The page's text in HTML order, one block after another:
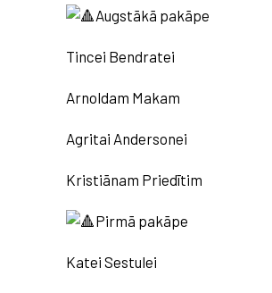
Augstākā pakāpe
Tincei Bendratei
Arnoldam Makam
Agritai Andersonei
Kristiānam Priedītim
Pirmā pakāpe
Katei Sestulei